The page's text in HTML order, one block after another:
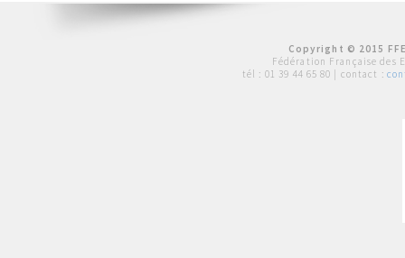
Copyright © 2015
Fédération Française des
tél : 01 39 44 65 80 | contact :